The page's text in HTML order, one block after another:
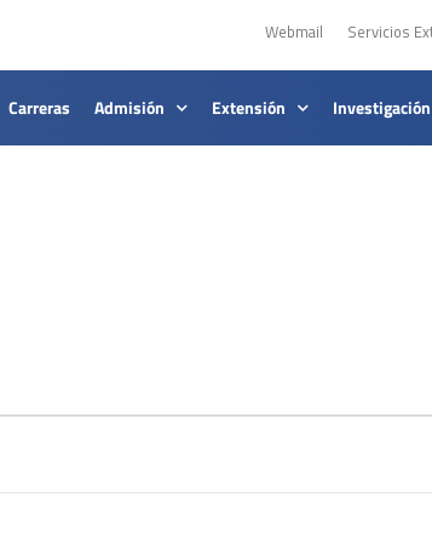
Webmail Servicios
Carreras Admisión Extensión Investigación